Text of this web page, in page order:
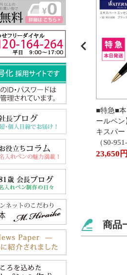
■特急■
ールペ
キスパ
（S0-
23,650
商品